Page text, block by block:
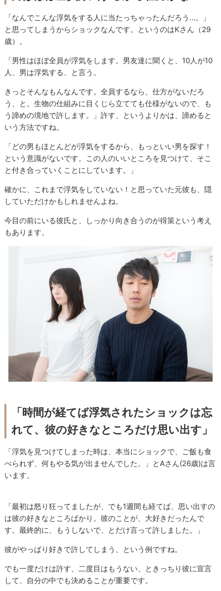
「なんでこんな浮気をする人に当たっちゃったんだろう…。」
と思ってしまうからショックなんです。というのはKさん（29
歳）。
「男性はほぼ全員が浮気をします。男友達に聞くと、10人が10
人、男は浮気する、と言う。
きっとそんなもんなんです。全員するなら、仕方がないだろ
う、と。生物の仕組みに目くじら立てても仕様がないので、も
う諦めの境地で許します。」許す、というよりかは、諦めると
いう方法ですね。
「どの男もほとんどが浮気をするから、もっといい男を探す！
という意識がないです。この人のいいところを見つけて、そこ
と付き合っていくことにしています。」
確かに、これまで浮気をしていない！と思っていた元彼も、隠
していただけかもしれませんよね。
今目の前にいる彼氏と、しっかり向き合うのが得策という考え
もあります。
「時間が経てば浮気されたショックは忘
れて、彼の好きなところだけ思い出す」
「浮気を見つけてしまった時は、本当にショックで、ご飯も食
べられず、何もやる気が出ませんでした。」とAさん(26歳)は言
います。
「最初は怒り狂ってましたが、でも1週間も経てば、思い出すの
は彼の好きなところばかり。彼のことが、大好きだったんで
す。最終的に、もうしないで、とだけ言って許しました。」
彼がやっぱり好きで許してしまう、という例ですね。
でも一度だけは許す、二度目はもうない、ときっちり彼に宣言
して、自分の中でも決めることが重要です。